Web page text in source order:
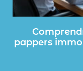
pappers